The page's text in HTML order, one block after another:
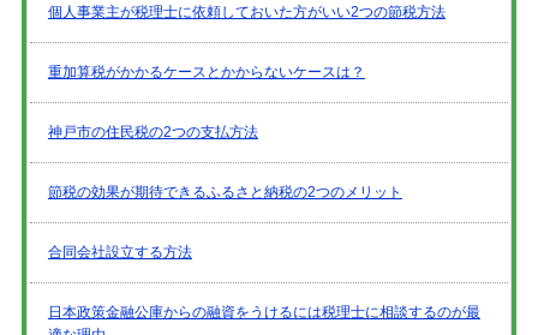
個人事業主が税理士に依頼しておいた方がいい2つの節税方法
重加算税がかかるケースとかからないケースは？
神戸市の住民税の2つの支払方法
節税の効果が期待できるふるさと納税の2つのメリット
合同会社設立する方法
日本政策金融公庫からの融資をうけるには税理士に相談するのが最